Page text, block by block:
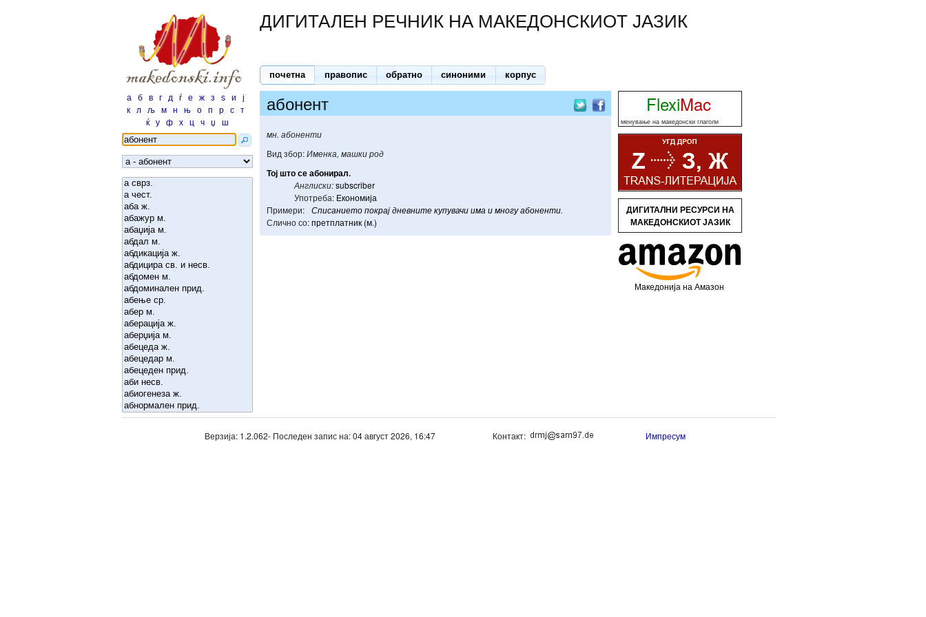
ДИГИТАЛЕН РЕЧНИК НА МАКЕДОНСКИОТ ЈАЗИК
почетна правопис обратно синоними корпус
а б в г д ѓ е ж з ѕ и ј
к
л љ м н њ о п р с т
ќ у ф х ц ч џ ш
абонент
мн. абоненти
Вид збор:Именка, машки род
Тојштосеабонирал.
Англиски:subscriber
Употреба: Економија
Примери: Списаниетопокрајдневнитекупувачиима имногуабоненти.
Слично со:претплатник (м.)
FlexiMac
менување на македонски глаголи
ДИГИТАЛНИ РЕСУРСИ НА
МАКЕДОНСКИОТ ЈАЗИК
Македонија на Амазон
Верзија: 1.2.062- Последен запис на: 04 август 2026, 16:47 Контакт: Импресум